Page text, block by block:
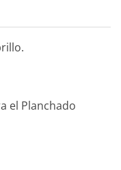
el Planchado